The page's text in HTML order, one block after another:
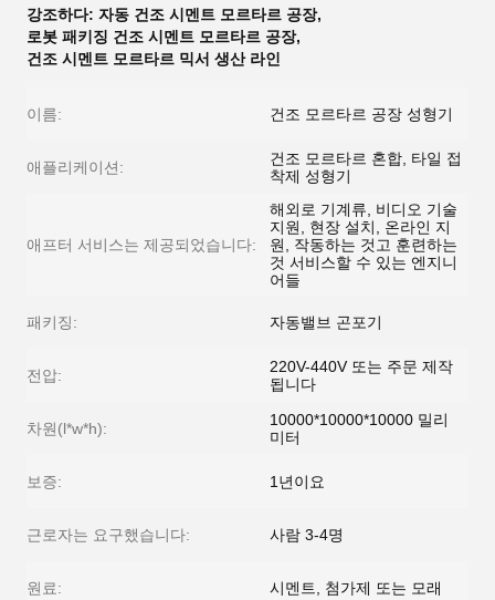
강조하다: 자동 건조 시멘트 모르타르 공장,
로봇 패키징 건조 시멘트 모르타르 공장,
건조 시멘트 모르타르 믹서 생산 라인
이름: 건조 모르타르 공장 성형기
애플리케이션:
건조 모르타르 혼합, 타일 접
착제 성형기
애프터 서비스는 제공되었습니다:
해외로 기계류, 비디오 기술
지원, 현장 설치, 온라인 지
원, 작동하는 것고 훈련하는
것 서비스할 수 있는 엔지니
어들
패키징: 자동밸브 곤포기
전압:
220V-440V 또는 주문 제작
됩니다
차원(l*w*h):
10000*10000*10000 밀리
미터
보증: 1년이요
근로자는 요구했습니다: 사람 3-4명
원료: 시멘트, 첨가제 또는 모래